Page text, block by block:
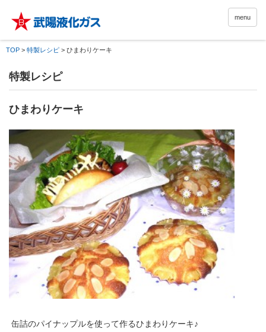
menu
TOP > 特製レシピ > ひまわりケーキ
特製レシピ
ひまわりケーキ
缶詰のパイナップルを使って作るひまわりケーキ♪